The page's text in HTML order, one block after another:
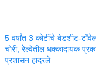
5 वर्षांत 3 कोटींचे बेडशीट-
चोरी; रेल्वेतील धक्कादायक
प्रशासन हादरले